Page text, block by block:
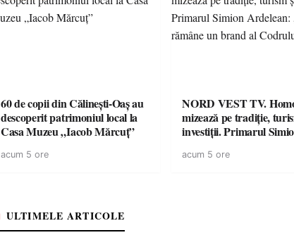
60 de copii din Călinești-Oaș au
descoperit patrimoniul local la
Casa Muzeu „Iacob Mărcuț”
acum 5 ore
NORD VEST TV.
mizează pe tradiție,
investiții. Primarul Simion
brand al Codrului”
acum 5 ore
ULTIMELE ARTICOLE